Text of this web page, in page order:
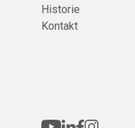
Historie
Kontakt